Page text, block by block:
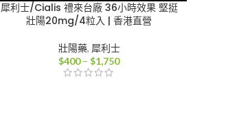
犀利士/Cialis 禮來台廠 36小時效果 堅挺
壯陽20mg/4粒入 | 香港直營
壯陽藥, 犀利士
$400 – $1,750價